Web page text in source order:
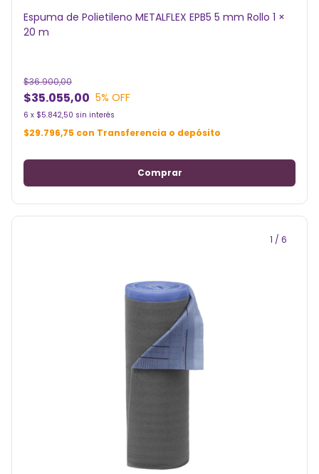
Espuma de Polietileno METALFLEX EPB5 5 mm Rollo 1 ×
20 m
$35.055,00
$36.900,00
5% OFF
6 x $5.842,50 sin interés
$29.796,75 con Transferencia o depósito
1 / 6